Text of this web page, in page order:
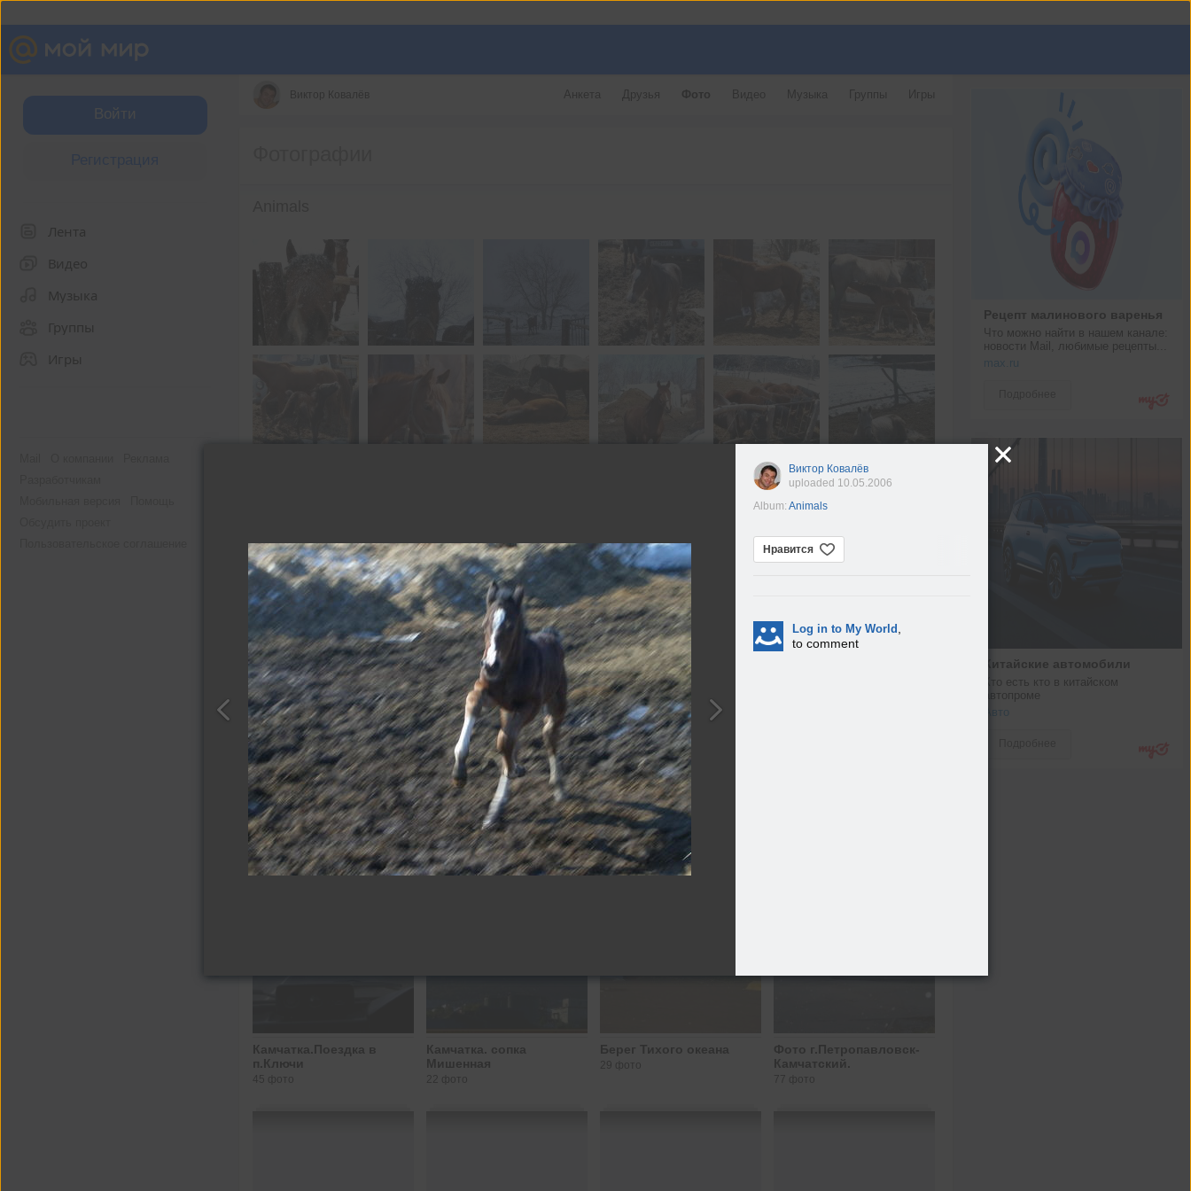
Войти
Лента
Видео
Музыка
Группы
Игры
Виктор Ковалёв Анкета Друзья Фото Видео Музыка Группы Игры
Другие альбомы
Камчатка.Поездка в
п.Ключи
45 фото
Камчатка. сопка
Мишенная
22 фото
Берег Тихого океана
29 фото
Фото г.Петропавловск-
Камчатский.
77 фото
Рецепт малинового варенья
Что можно найти в нашем канале:
новости Mail, любимые рецепты...
max.ru
Китайские автомобили
Кто есть кто в китайском
автопроме
Авто
Виктор Ковалёв
uploaded 10.05.2006
Album: Animals
Нравится
Log in to My World
to comment